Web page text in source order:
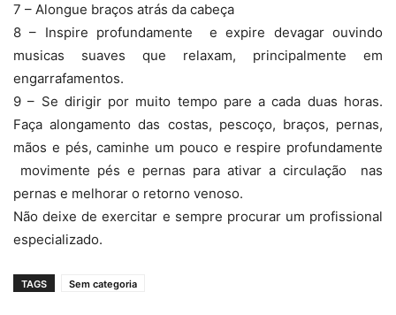
7 – Alongue braços atrás da cabeça
8 – Inspire profundamente e expire devagar ouvindo
musicas suaves que relaxam, principalmente em
engarrafamentos.
9 – Se dirigir por muito tempo pare a cada duas horas.
Faça alongamento das costas, pescoço, braços, pernas,
mãos e pés, caminhe um pouco e respire profundamente
movimente pés e pernas para ativar a circulação nas
pernas e melhorar o retorno venoso.
Não deixe de exercitar e sempre procurar um profissional
especializado.
TAGS Sem categoria